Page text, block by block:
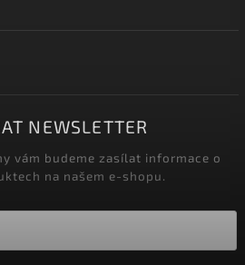
NEWSLETTER
vám budeme zasílat informace o
na našem e-shopu.